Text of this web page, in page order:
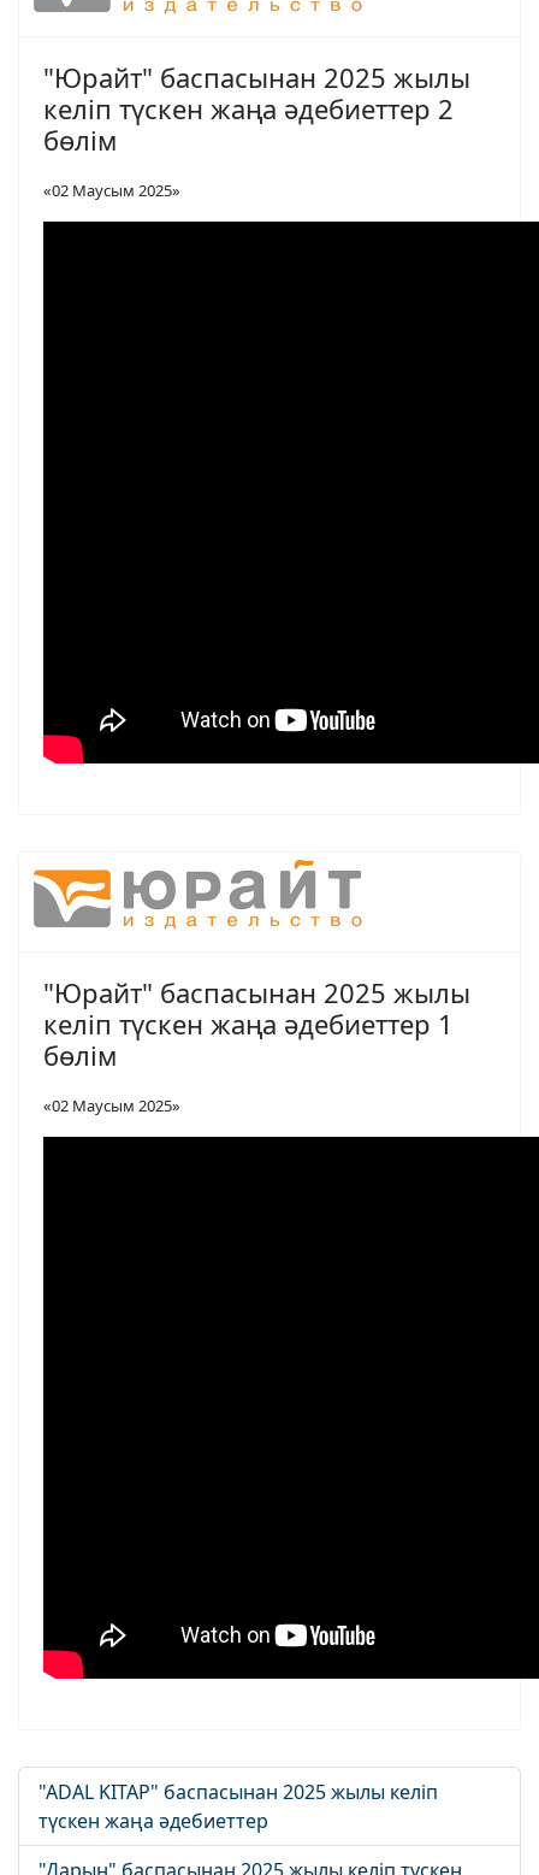
"Юрайт" баспасынан 2025 жылы
келіп түскен жаңа әдебиеттер 2
бөлім
«02 Маусым 2025»
"Юрайт" баспасынан 2025 жылы
келіп түскен жаңа әдебиеттер 1
бөлім
«02 Маусым 2025»
"ADAL KITAP" баспасынан 2025 жылы келіп
түскен жаңа әдебиеттер